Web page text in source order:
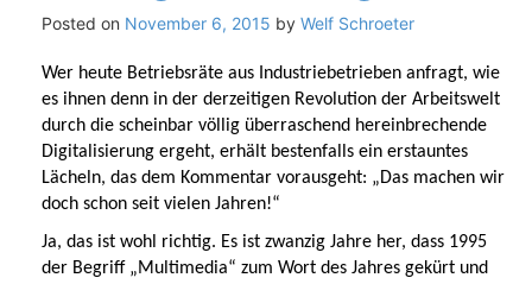
Posted on November 6, 2015 by Welf Schroeter
Wer heute Betriebsräte aus Industriebetrieben anfragt, wie
es ihnen denn in der derzeitigen Revolution der Arbeitswelt
durch die scheinbar völlig überraschend hereinbrechende
Digitalisierung ergeht, erhält bestenfalls ein erstauntes
Lächeln, das dem Kommentar vorausgeht: „Das machen wir
doch schon seit vielen Jahren!“
Ja, das ist wohl richtig. Es ist zwanzig Jahre her, dass 1995
der Begriff „Multimedia“ zum Wort des Jahres gekürt und